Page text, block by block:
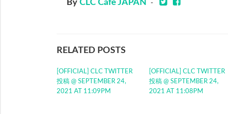
By CLC Cafe JAPAN -
RELATED POSTS
[OFFICIAL] CLC TWITTER
投稿 @ SEPTEMBER 24,
2021 AT 11:09PM
[OFFICIAL] CLC TWITTER
投稿 @ SEPTEMBER 24,
2021 AT 11:08PM